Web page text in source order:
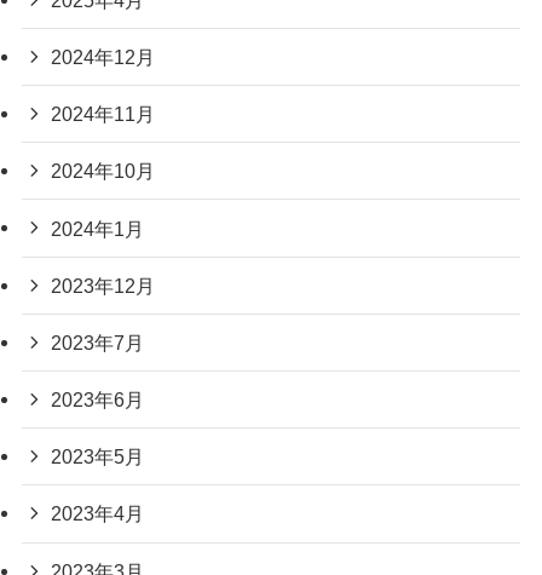
2024年12月
2024年11月
2024年10月
2024年1月
2023年12月
2023年7月
2023年6月
2023年5月
2023年4月